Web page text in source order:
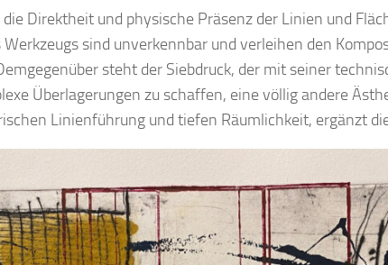
Direktheit und physische Präsenz der Linien und
sind unverkennbar und verleihen den
steht der Siebdruck, der mit seiner
Überlagerungen zu schaffen, eine völlig andere
Linienführung und tiefen Räumlichkeit, ergänzt